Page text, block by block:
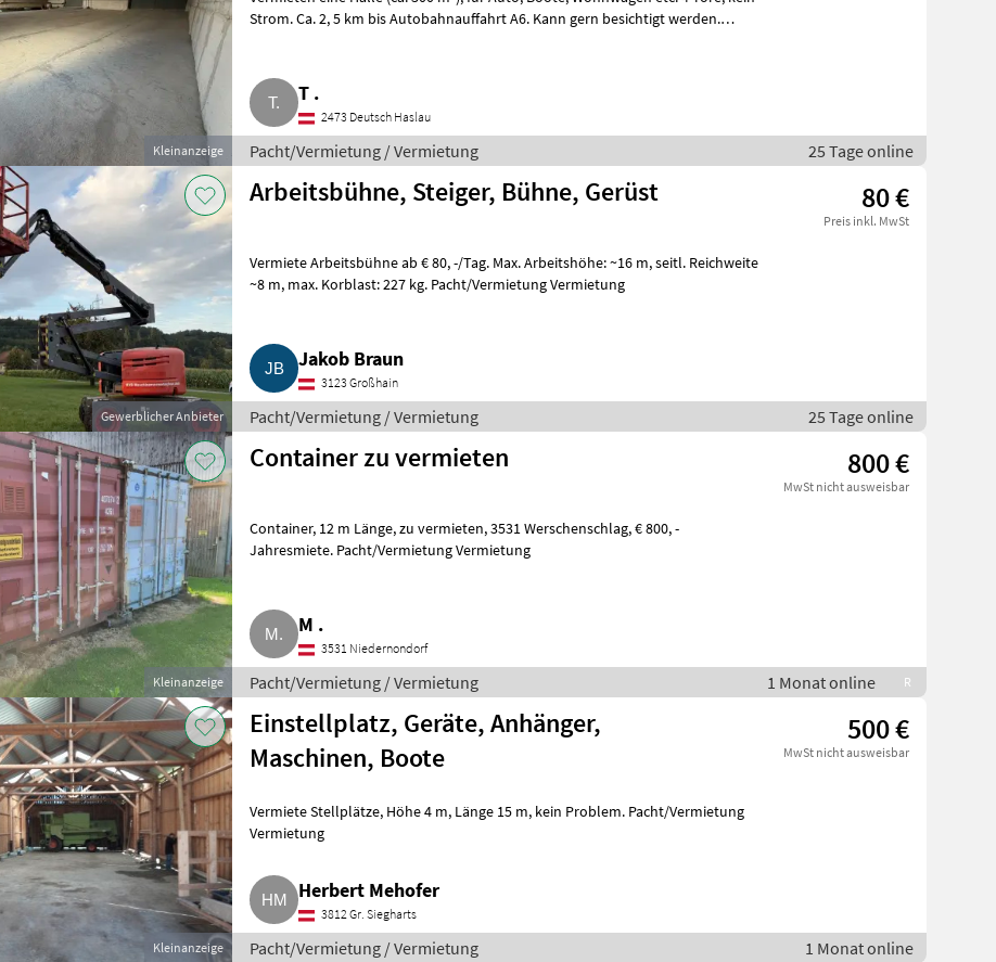
Kleinanzeige
Strom. Ca. 2, 5 km bis Autobahnauffahrt A6. Kann gern besichtigt werden.
T .
2473 Deutsch Haslau
Pacht/Vermietung / Vermietung 25 Tage online
Gewerblicher Anbieter
Arbeitsbühne, Steiger, Bühne, Gerüst 80 €
Preis inkl. MwSt
Vermiete Arbeitsbühne ab € 80, -/Tag. Max. Arbeitshöhe: ~16 m, seitl. Reichweite
~8 m, max. Korblast: 227 kg. Pacht/Vermietung Vermietung
Jakob Braun
3123 Großhain
Pacht/Vermietung / Vermietung 25 Tage online
Kleinanzeige
Container zu vermieten 800 €
MwSt nicht ausweisbar
Container, 12 m Länge, zu vermieten, 3531 Werschenschlag, € 800, -
Jahresmiete. Pacht/Vermietung Vermietung
M .
3531 Niedernondorf
Pacht/Vermietung / Vermietung 1 Monat online R
Kleinanzeige
Einstellplatz, Geräte, Anhänger,
Maschinen, Boote
500 €
MwSt nicht ausweisbar
Vermiete Stellplätze, Höhe 4 m, Länge 15 m, kein Problem. Pacht/Vermietung
Vermietung
Herbert Mehofer
3812 Gr. Siegharts
Pacht/Vermietung / Vermietung 1 Monat online